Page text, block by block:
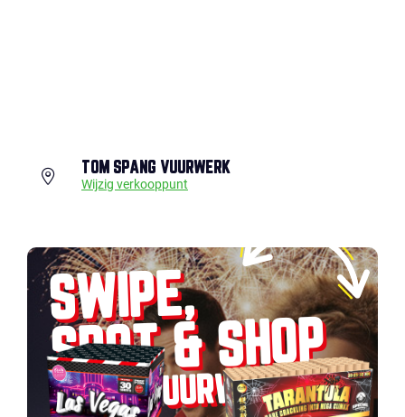
TOM SPANG VUURWERK
Wijzig verkooppunt
SWIPE,
SPOT & SHOP
JOUW VUURWERK